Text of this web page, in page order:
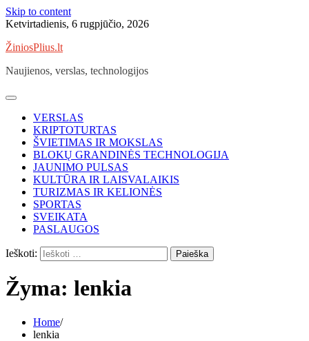
Skip to content
Ketvirtadienis, 6 rugpjūčio, 2026
ŽiniosPlius.lt
Naujienos, verslas, technologijos
VERSLAS
KRIPTOTURTAS
ŠVIETIMAS IR MOKSLAS
BLOKŲ GRANDINĖS TECHNOLOGIJA
JAUNIMO PULSAS
KULTŪRA IR LAISVALAIKIS
TURIZMAS IR KELIONĖS
SPORTAS
SVEIKATA
PASLAUGOS
Ieškoti:
Žyma: lenkia
Home
lenkia